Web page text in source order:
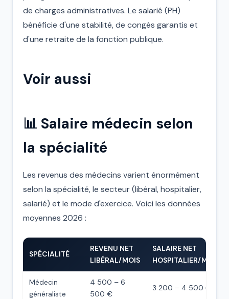
de charges administratives. Le salarié (PH)
bénéficie d'une stabilité, de congés garantis et
d'une retraite de la fonction publique.
Voir aussi
📊 Salaire médecin selon
la spécialité
Les revenus des médecins varient énormément
selon la spécialité, le secteur (libéral, hospitalier,
salarié) et le mode d'exercice. Voici les données
moyennes 2026 :
SPÉCIALITÉ
REVENU NET
LIBÉRAL/MOIS
SALAIRE NET
HOSPITALIER/MOIS
Médecin
généraliste
4 500 – 6
500 €
3 200 – 4 500 €